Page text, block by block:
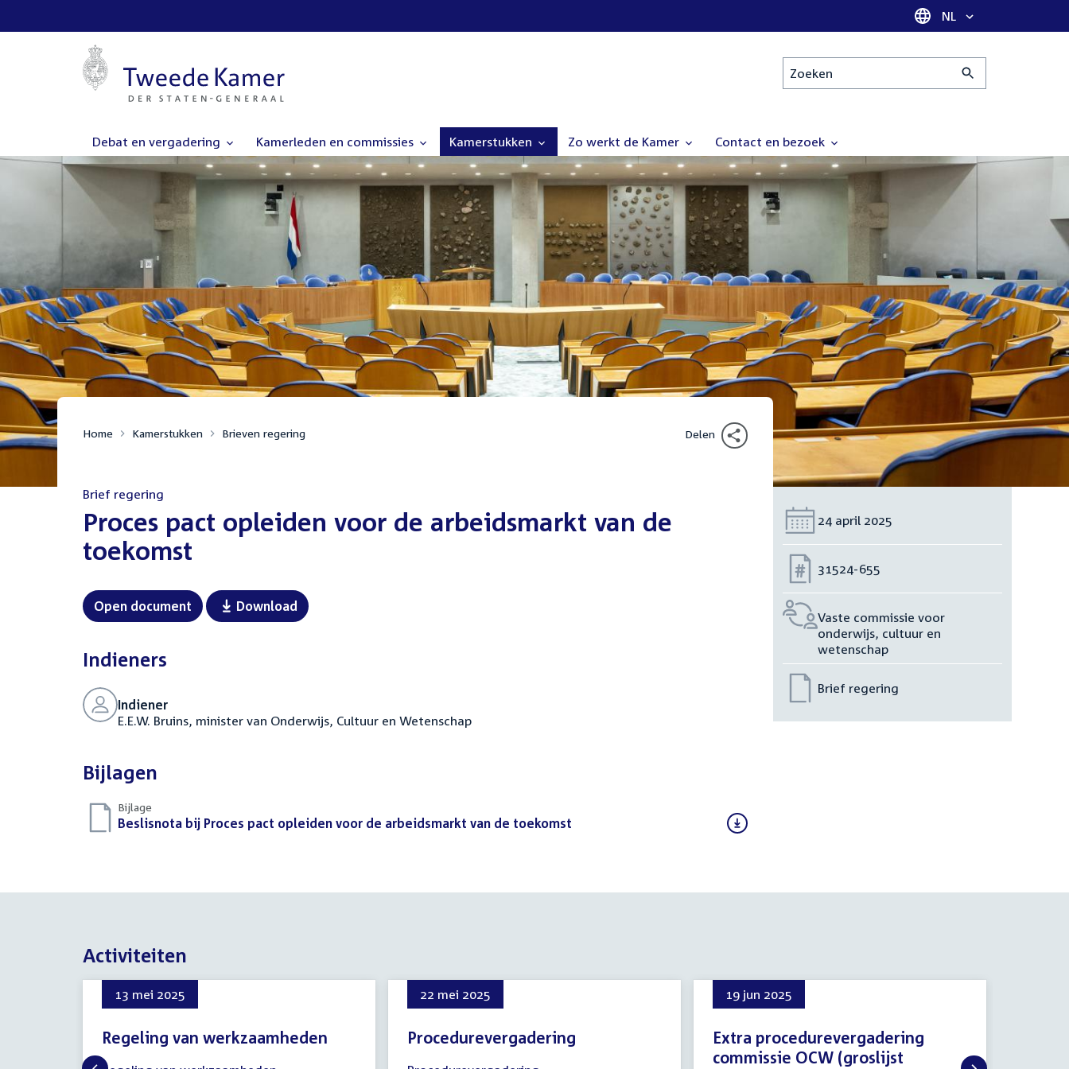
Taal selectie
NL
Zoeken
Debat en vergadering Kamerleden en commissies Kamerstukken Zo werkt de Kamer Contact en bezoek
Home Kamerstukken Brieven regering Delen
Brief regering
:Proces pact opleiden voor de arbeidsmarkt van de
toekomst
Open document Download
Indieners
Indiener
E.E.W. Bruins, minister van Onderwijs, Cultuur en Wetenschap
Bijlagen
Bijlage
Download
Beslisnota bij Proces pact opleiden voor de arbeidsmarkt van de toekomst
Datum:
24 april 2025
Nummer:
31524-655
Vaste commissie voor
onderwijs, cultuur en
wetenschap
Brief regering
Activiteiten
13 mei 2025
Regeling van werkzaamheden
13
22 mei 2025
Procedurevergadering
19 jun 2025
Extra procedurevergadering
commissie OCW (groslijst